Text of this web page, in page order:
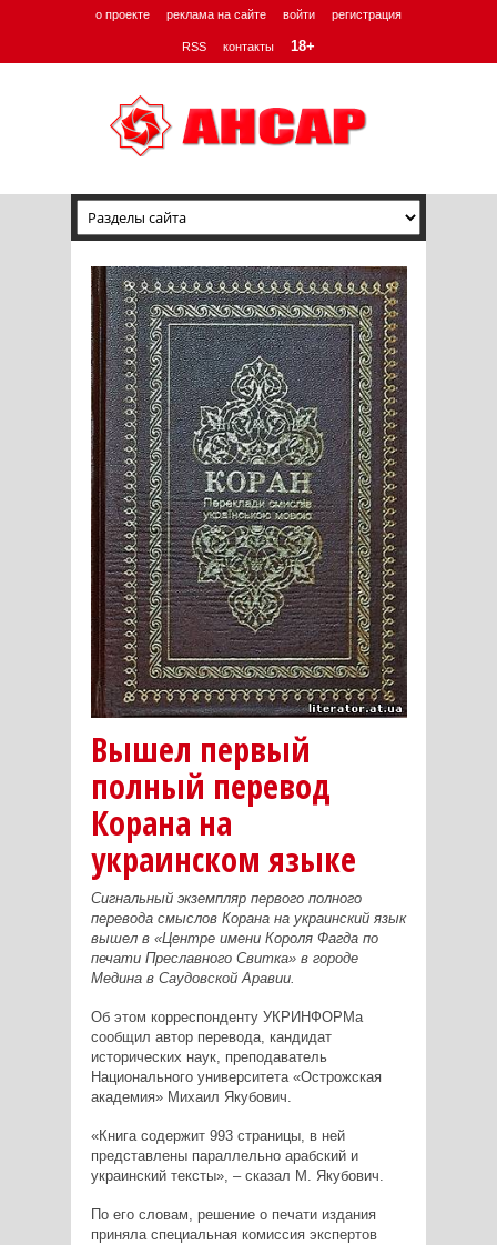
о проекте реклама на сайте войти регистрация
RSS контакты 18+
Вышел первый
полный перевод
Корана на
украинском языке
Сигнальный экземпляр первого полного
перевода смыслов Корана на украинский язык
вышел в «Центре имени Короля Фагда по
печати Преславного Свитка» в городе
Медина в Саудовской Аравии.
Об этом корреспонденту УКРИНФОРМа
сообщил автор перевода, кандидат
исторических наук, преподаватель
Национального университета «Острожская
академия» Михаил Якубович.
«Книга содержит 993 страницы, в ней
представлены параллельно арабский и
украинский тексты», – сказал М. Якубович.
По его словам, решение о печати издания
приняла специальная комиссия экспертов